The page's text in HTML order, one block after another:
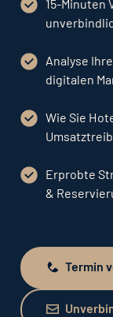
15-Minuten
Analyse
digitalen
Wie Sie
Erprobte
&
Termin Termin
Unverbindlich